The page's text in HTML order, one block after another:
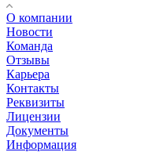
О компании
Новости
Команда
Отзывы
Карьера
Контакты
Реквизиты
Лицензии
Документы
Информация